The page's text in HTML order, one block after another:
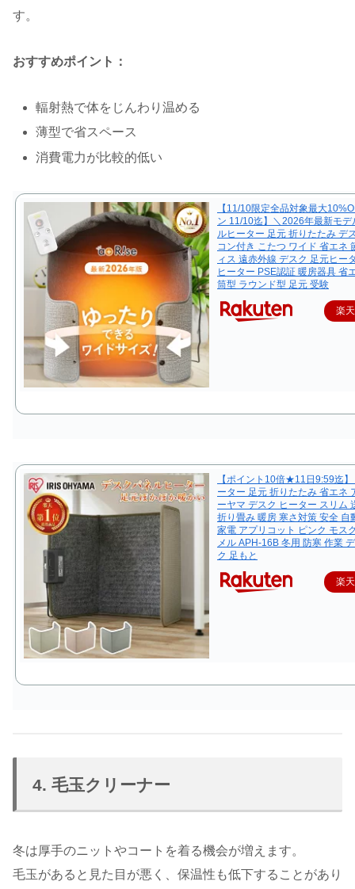
す。
おすすめポイント：
輻射熱で体をじんわり温める
薄型で省スペース
消費電力が比較的低い
【11/10限定全品対象最大
ン 11/10迄】＼2026年最新モデ
ルヒーター 足元 折りたたみ デ
コン付き こたつ ワイド 省エネ
ィス 遠赤外線 デスク 足元ヒー
ヒーター PSE認証 暖房器具 省
筒型 ラウンド型 足元 受験
楽
【ポイント10倍★11日9:59迄
ーター 足元 折りたたみ 省エネ
ーヤマ デスク ヒーター スリム
折り畳み 暖房 寒さ対策 安全 自
家電 アプリコット ピンク モス
メル APH-16B 冬用 防寒 作業
ク 足もと
楽
4. 毛玉クリーナー
冬は厚手のニットやコートを着る機会が増えます。
毛玉があると見た目が悪く、保温性も低下することがあり